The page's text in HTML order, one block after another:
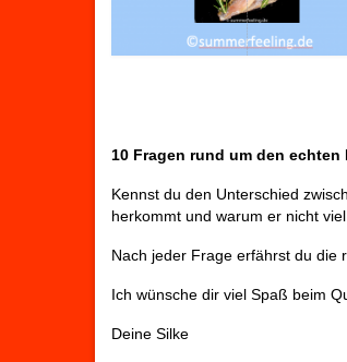
10 Fragen rund um den echten
Kennst du den Unterschied
herkommt und warum er nicht
Nach jeder Frage erfährst du die
Ich wünsche dir viel Spaß beim
Deine Silke